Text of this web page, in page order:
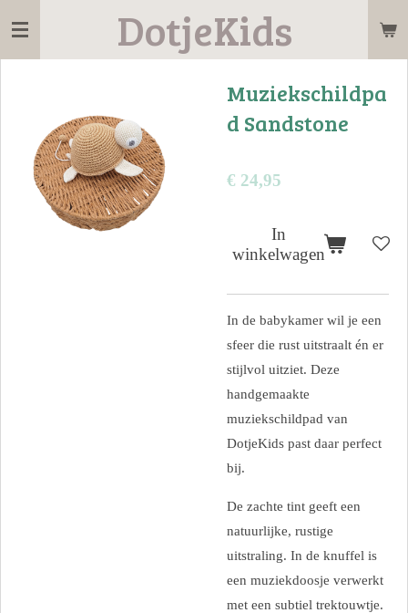
Ga
hoofdinhoud
DotjeKids
Muziekschildpa
d Sandstone
€ 24,95
In
winkelwagen
In de babykamer wil je een
sfeer die rust uitstraalt én er
stijlvol uitziet. Deze
handgemaakte
muziekschildpad van
DotjeKids past daar perfect
bij.
De zachte tint geeft een
natuurlijke, rustige
uitstraling. In de knuffel is
een muziekdoosje verwerkt
met een subtiel trektouwtje.